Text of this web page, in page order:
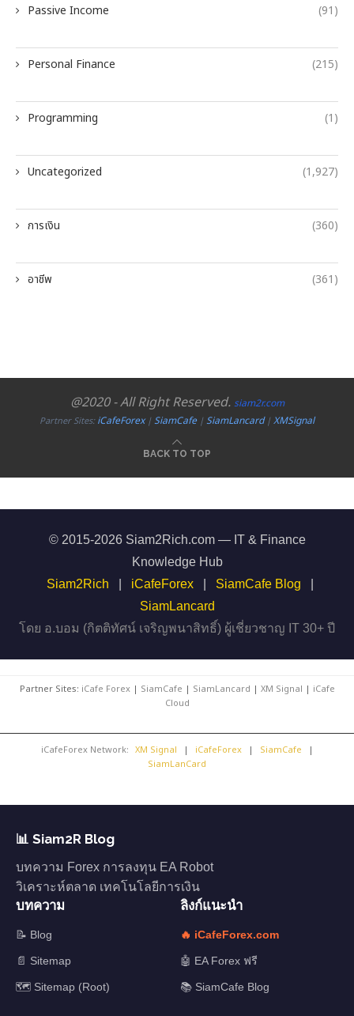
Passive Income (91)
Personal Finance (215)
Programming (1)
Uncategorized (1,927)
การเงิน (360)
อาชีพ (361)
@2020 - All Right Reserved. siam2r.com
Partner Sites:iCafeForex|SiamCafe|SiamLancard|XMSignal
BACK TO TOP
© 2015-2026 Siam2Rich.com — IT & Finance
Knowledge Hub
Siam2Rich
iCafeForex SiamCafe Blog
SiamLancard
โดย อ.บอม (กิตติทัศน์ เจริญพนาสิทธิ์) ผู้เชี่ยวชาญ IT 30+ ปี
Partner Sites: iCafe Forex| SiamCafe | SiamLancard | XM Signal | iCafe
Cloud
iCafeForex Network: XM Signal | iCafeForex | SiamCafe
|
SiamLanCard
📊 Siam2R Blog
บทความ Forex การลงทุน EA Robot
วิเคราะห์ตลาด เทคโนโลยีการเงิน
บทความ
📝 Blog
📄 Sitemap
🗺️ Sitemap (Root)
ลิงก์แนะนำ
🔥 iCafeForex.com
🤖 EA Forex ฟรี
📚 SiamCafe Blog